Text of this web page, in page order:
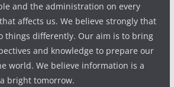
and the administration on every
affects us. We believe strongly that
things differently. Our aim is to bring
and knowledge to prepare our
world. We believe information is a
bright tomorrow.